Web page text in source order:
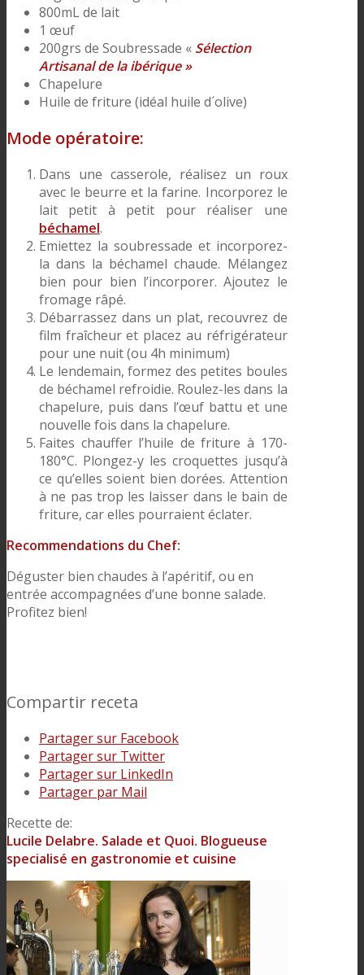
800mL de lait
1 œuf
200grs de Soubressade « Sélection
Artisanal de la ibérique »
Chapelure
Huile de friture (idéal huile d´olive)
Mode opératoire:
Dans une casserole, réalisez un roux
avec le beurre et la farine. Incorporez le
lait petit à petit pour réaliser une
béchamel.
Emiettez la soubressade et incorporez-
la dans la béchamel chaude. Mélangez
bien pour bien l’incorporer. Ajoutez le
fromage râpé.
Débarrassez dans un plat, recouvrez de
film fraîcheur et placez au réfrigérateur
pour une nuit (ou 4h minimum)
Le lendemain, formez des petites boules
de béchamel refroidie. Roulez-les dans la
chapelure, puis dans l’œuf battu et une
nouvelle fois dans la chapelure.
Faites chauffer l’huile de friture à 170-
180°C. Plongez-y les croquettes jusqu’à
ce qu’elles soient bien dorées. Attention
à ne pas trop les laisser dans le bain de
friture, car elles pourraient éclater.
Recommendations du Chef:
Déguster bien chaudes à l’apéritif, ou en
entrée accompagnées d’une bonne salade.
Profitez bien!
Compartir receta
Partager sur Facebook
Partager sur Twitter
Partager sur LinkedIn
Partager par Mail
Recette de:
Lucile Delabre. Salade et Quoi. Blogueuse
specialisé en gastronomie et cuisine